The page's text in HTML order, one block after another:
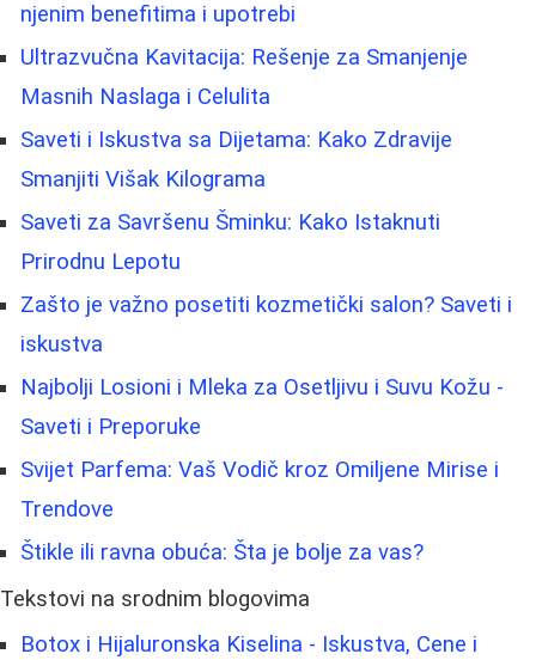
njenim benefitima i upotrebi
Ultrazvučna Kavitacija: Rešenje za Smanjenje
Masnih Naslaga i Celulita
Saveti i Iskustva sa Dijetama: Kako Zdravije
Smanjiti Višak Kilograma
Saveti za Savršenu Šminku: Kako Istaknuti
Prirodnu Lepotu
Zašto je važno posetiti kozmetički salon? Saveti i
iskustva
Najbolji Losioni i Mleka za Osetljivu i Suvu Kožu -
Saveti i Preporuke
Svijet Parfema: Vaš Vodič kroz Omiljene Mirise i
Trendove
Štikle ili ravna obuća: Šta je bolje za vas?
Tekstovi na srodnim blogovima
Botox i Hijaluronska Kiselina - Iskustva, Cene i